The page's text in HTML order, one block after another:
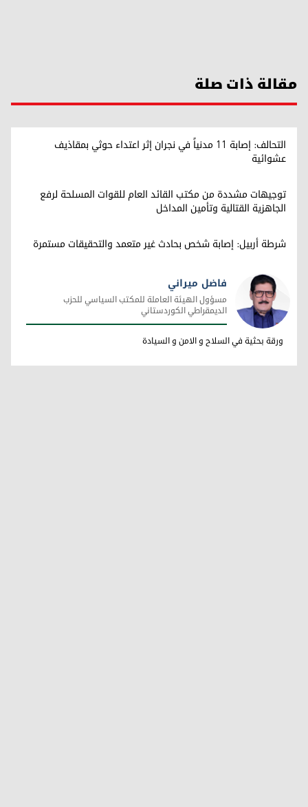
مقالة ذات صلة
التحالف: إصابة 11 مدنياً في نجران إثر اعتداء حوثي بمقاذيف
عشوائية
توجيهات مشددة من مكتب القائد العام للقوات المسلحة لرفع
الجاهزية القتالية وتأمين المداخل
شرطة أربيل: إصابة شخص بحادث غير متعمد والتحقيقات مستمرة
فاضل ميراني
فاضل ميراني
مسؤول الهيئة العاملة للمكتب السياسي للحزب
الديمقراطي الكوردستاني
ورقة بحثية في السلاح و الامن و السيادة